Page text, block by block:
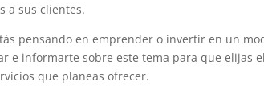
a sus clientes.
pensando en emprender o invertir en un
e informarte sobre este tema para que elijas
que planeas ofrecer.